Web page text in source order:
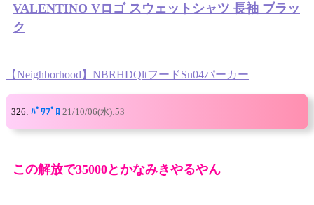
VALENTINO Vロゴ スウェットシャツ 長袖 ブラッ
ク
【Neighborhood】NBRHDQltフードSn04パーカー
326: ﾊﾟﾜﾌﾟﾛ 21/10/06(水):53
この解放で35000とかなみきやるやん